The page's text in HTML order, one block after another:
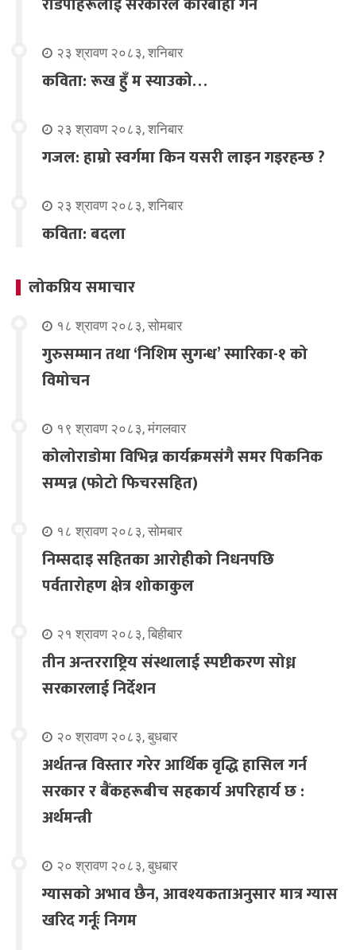
२३ श्रावण २०८३, शनिबार
कविता: रूख हुँ म स्याउको…
२३ श्रावण २०८३, शनिबार
गजल: हाम्रो स्वर्गमा किन यसरी लाइन गइरहन्छ ?
२३ श्रावण २०८३, शनिबार
कविता: बदला
लोकप्रिय समाचार
१८ श्रावण २०८३, सोमबार
गुरुसम्मान तथा ‘निशिम सुगन्ध’ स्मारिका-१ को
विमोचन
१९ श्रावण २०८३, मंगलवार
कोलोराडोमा विभिन्न कार्यक्रमसंगै समर पिकनिक
सम्पन्न (फोटो फिचरसहित)
१८ श्रावण २०८३, सोमबार
निम्सदाइ सहितका आरोहीको निधनपछि
पर्वतारोहण क्षेत्र शोकाकुल
२१ श्रावण २०८३, बिहीबार
तीन अन्तरराष्ट्रिय संस्थालाई स्पष्टीकरण सोध्न
सरकारलाई निर्देशन
२० श्रावण २०८३, बुधबार
अर्थतन्त्र विस्तार गरेर आर्थिक वृद्धि हासिल गर्न
सरकार र बैंकहरूबीच सहकार्य अपरिहार्य छ :
अर्थमन्त्री
२० श्रावण २०८३, बुधबार
ग्यासको अभाव छैन, आवश्यकताअनुसार मात्र ग्यास
खरिद गर्नूः निगम